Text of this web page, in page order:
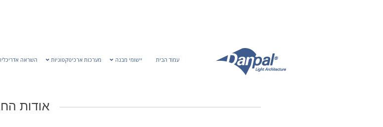
עמוד הבית יישומי מבנה מערכות ארכיטקטוניות השראה